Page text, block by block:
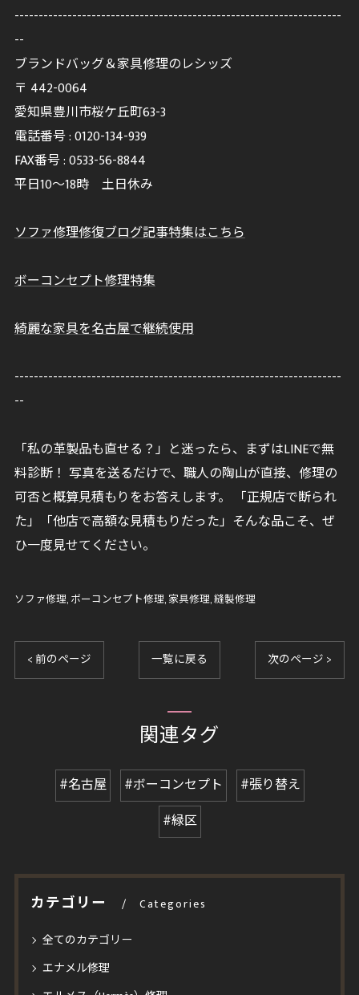
--------------------------------------------------------------------
--
ブランドバッグ＆家具修理のレシッズ
〒 442-0064
愛知県豊川市桜ケ丘町63-3
電話番号 :0120-134-939
FAX番号 :0533-56-8844
平日10～18時 土日休み
ソファ修理修復ブログ記事特集はこちら
ボーコンセプト修理特集
綺麗な家具を名古屋で継続使用
--------------------------------------------------------------------
--
「私の革製品も直せる？」と迷ったら、まずはLINEで無
料診断！ 写真を送るだけで、職人の陶山が直接、修理の
可否と概算見積もりをお答えします。 「正規店で断られ
た」「他店で高額な見積もりだった」そんな品こそ、ぜ
ひ一度見せてください。
ソファ修理 ボーコンセプト修理 家具修理 縫製修理
< 前のページ 一覧に戻る 次のページ >
関連タグ
#名古屋 #ボーコンセプト
#張り替え
#緑区
カテゴリー Categories
全てのカテゴリー
エナメル修理